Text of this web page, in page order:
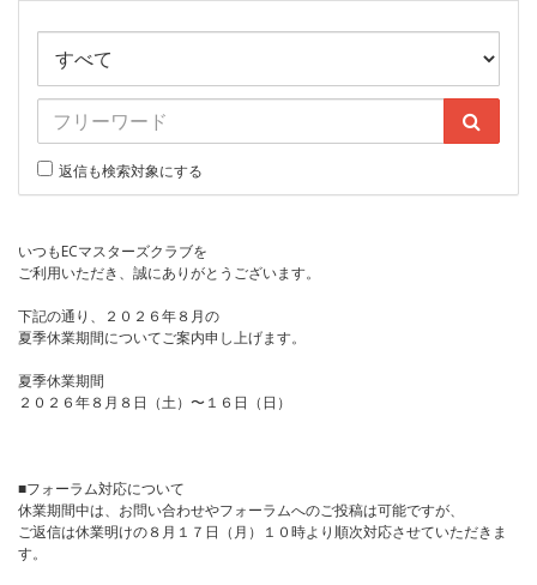
返信も検索対象にする
いつもECマスターズクラブを
ご利用いただき、誠にありがとうございます。
下記の通り、２０２６年８月の
夏季休業期間についてご案内申し上げます。
夏季休業期間
２０２６年８月８日（土）〜１６日（日）
■フォーラム対応について
休業期間中は、お問い合わせやフォーラムへのご投稿は可能ですが、
ご返信は休業明けの８月１７日（月）１０時より順次対応させていただきま
す。